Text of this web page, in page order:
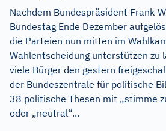
Nachdem Bundespräsident Frank-
Bundestag Ende Dezember
die Parteien nun mitten im
Wahlentscheidung unterstützen zu
viele Bürger den gestern
der Bundeszentrale für politische
38 politische Thesen mit „stimme
oder „neutral“...